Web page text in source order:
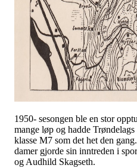
1950- sesongen ble en stor
mange løp og hadde
klasse M7 som det het den
damer gjorde sin inntreden i
og Audhild Skagseth.